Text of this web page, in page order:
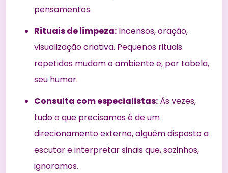
pensamentos.
Rituais de limpeza: Incensos, oração,
visualização criativa. Pequenos rituais
repetidos mudam o ambiente e, por tabela,
seu humor.
Consulta com especialistas: Às vezes,
tudo o que precisamos é de um
direcionamento externo, alguém disposto a
escutar e interpretar sinais que, sozinhos,
ignoramos.